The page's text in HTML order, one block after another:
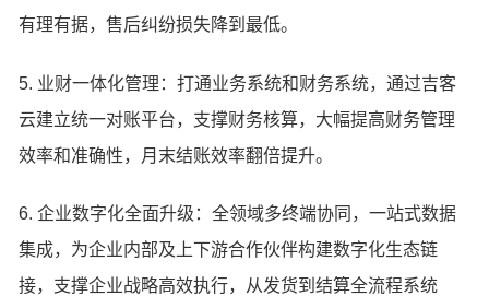
有理有据，售后纠纷损失降到最低。
5. 业财一体化管理：打通业务系统和财务系统，通过吉客
云建立统一对账平台，支撑财务核算，大幅提高财务管理
效率和准确性，月末结账效率翻倍提升。
6. 企业数字化全面升级：全领域多终端协同，一站式数据
集成，为企业内部及上下游合作伙伴构建数字化生态链
接，支撑企业战略高效执行，从发货到结算全流程系统